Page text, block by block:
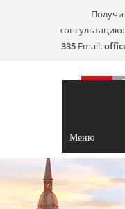
консультацию:
335 Email:
Меню